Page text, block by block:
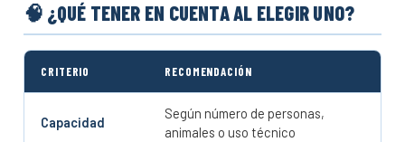
🧠 ¿QUÉ TENER EN CUENTA AL ELEGIR UNO?
CRITERIO RECOMENDACIÓN
Capacidad
Según número de personas,
animales o uso técnico